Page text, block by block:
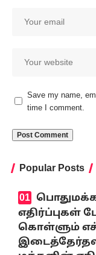
Save my name,
time I comment.
Popular Posts
எதிர்ப்புகள்
கொள்ளும்